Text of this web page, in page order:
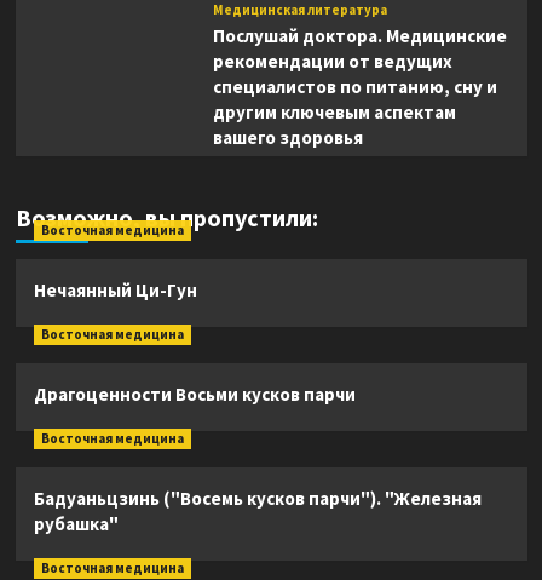
Медицинская литература
Послушай доктора. Медицинские
рекомендации от ведущих
специалистов по питанию, сну и
другим ключевым аспектам
вашего здоровья
Возможно, вы пропустили:
Восточная медицина
Нечаянный Ци-Гун
Восточная медицина
Драгоценности Восьми кусков парчи
Восточная медицина
Бадуаньцзинь ("Восемь кусков парчи"). "Железная
рубашка"
Восточная медицина